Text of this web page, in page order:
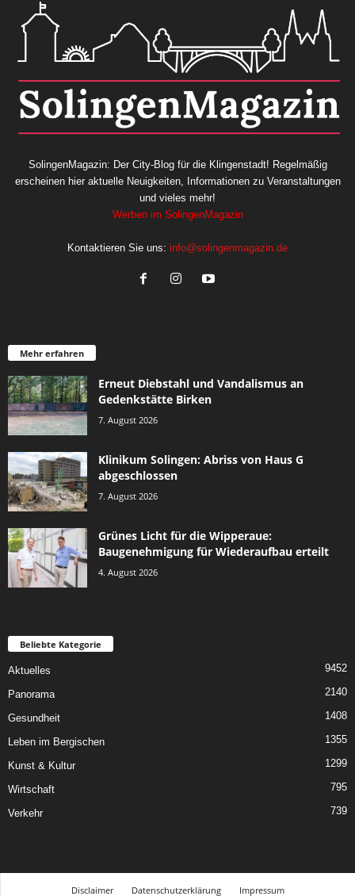
SolingenMagazin: Der City-Blog für die Klingenstadt! Regelmäßig
erscheinen hier aktuelle Neuigkeiten, Informationen zu Veranstaltungen
und vieles mehr!
Werben im SolingenMagazin
Kontaktieren Sie uns: info@solingenmagazin.de
Mehr erfahren
Erneut Diebstahl und Vandalismus an
Gedenkstätte Birken
7. August 2026
Klinikum Solingen: Abriss von Haus G
abgeschlossen
7. August 2026
Grünes Licht für die Wipperaue:
Baugenehmigung für Wiederaufbau erteilt
4. August 2026
Beliebte Kategorie
Aktuelles 9452
Panorama 2140
Gesundheit 1408
Leben im Bergischen 1355
Kunst & Kultur 1299
Wirtschaft 795
Verkehr 739
Disclaimer Datenschutzerklärung Impressum